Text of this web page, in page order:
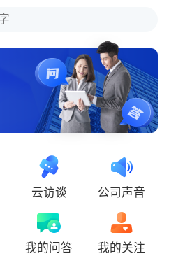
云访谈 公司声音
我的问答 我的关注